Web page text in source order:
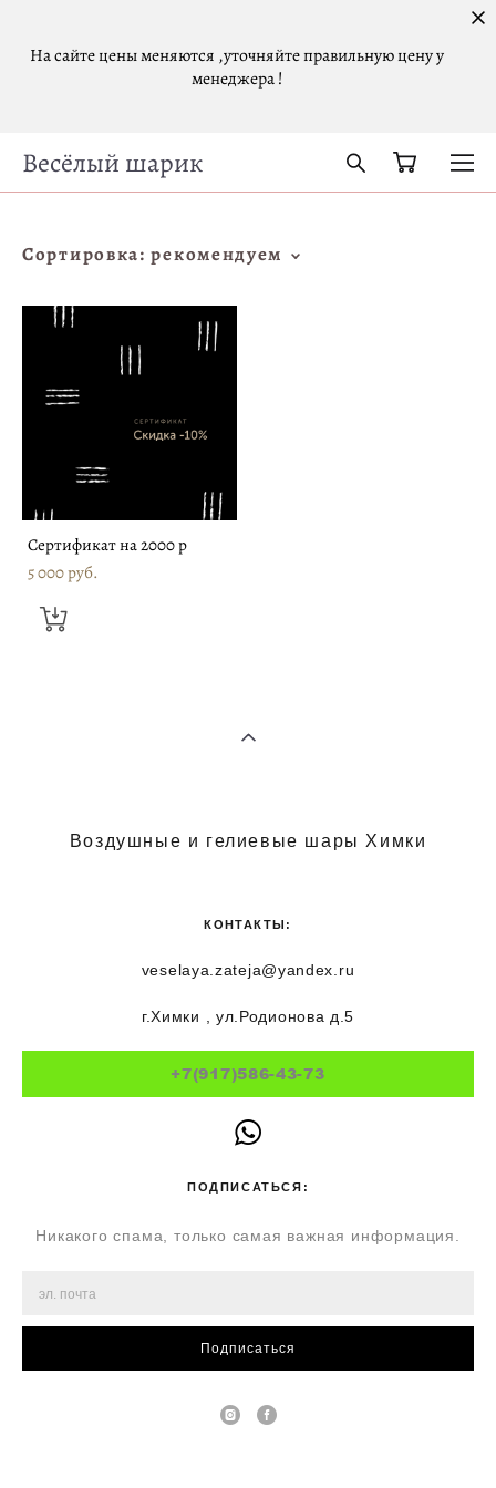
На сайте цены меняются ,уточняйте правильную цену у
менеджера !
Весёлый шарик
Сортировка: рекомендуем
Сертификат на 2000 р
5 000 pуб.
Воздушные и гелиевые шары Химки
КОНТАКТЫ:
veselaya.zateja@yandex.ru
г.Химки , ул.Родионова д.5
+7(917)586-43-73
ПОДПИСАТЬСЯ:
Никакого спама, только самая важная информация.
Подписаться